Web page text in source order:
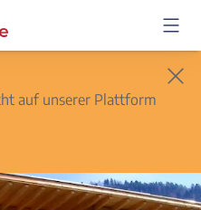
auf unserer Plattform